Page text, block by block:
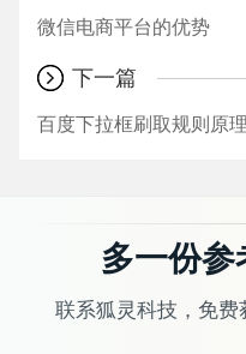
微信电商平台的优势
下一篇
百度下拉框刷取规则原
多一份参
联系狐灵科技，免